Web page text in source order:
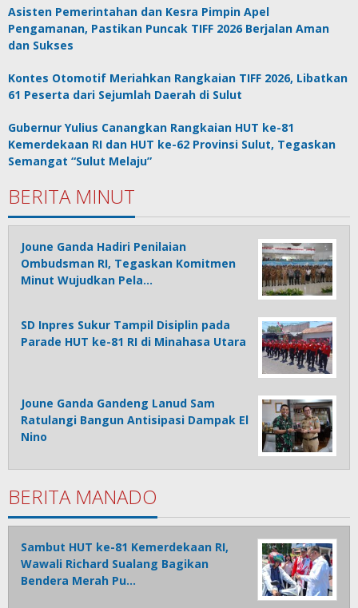
Asisten Pemerintahan dan Kesra Pimpin Apel
Pengamanan, Pastikan Puncak TIFF 2026 Berjalan Aman
dan Sukses
Kontes Otomotif Meriahkan Rangkaian TIFF 2026, Libatkan
61 Peserta dari Sejumlah Daerah di Sulut
Gubernur Yulius Canangkan Rangkaian HUT ke-81
Kemerdekaan RI dan HUT ke-62 Provinsi Sulut, Tegaskan
Semangat “Sulut Melaju”
BERITA MINUT
Joune Ganda Hadiri Penilaian
Ombudsman RI, Tegaskan Komitmen
Minut Wujudkan Pela…
SD Inpres Sukur Tampil Disiplin pada
Parade HUT ke-81 RI di Minahasa Utara
Joune Ganda Gandeng Lanud Sam
Ratulangi Bangun Antisipasi Dampak El
Nino
BERITA MANADO
Sambut HUT ke-81 Kemerdekaan RI,
Wawali Richard Sualang Bagikan
Bendera Merah Pu…